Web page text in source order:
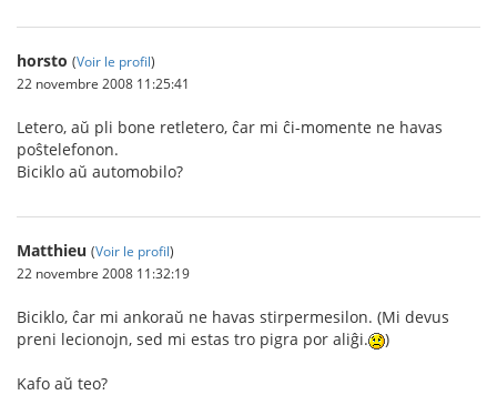
horsto (Voir le profil)
22 novembre 2008 11:25:41
Letero, aŭ pli bone retletero, ĉar mi ĉi-momente ne havas
poŝtelefonon.
Biciklo aŭ automobilo?
Matthieu (Voir le profil)
22 novembre 2008 11:32:19
Biciklo, ĉar mi ankoraŭ ne havas stirpermesilon. (Mi devus
preni lecionojn, sed mi estas tro pigra por aliĝi.
)
Kafo aŭ teo?